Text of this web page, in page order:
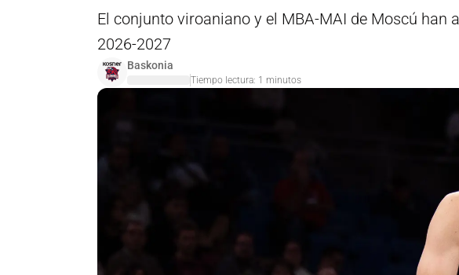
El conjunto viroaniano y el MBA-MAI de Moscú
2026-2027
Baskonia
Tiempo lectura: 1 minutos